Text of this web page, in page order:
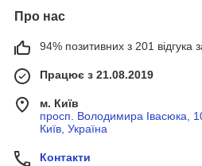
Про нас
94% позитивних з 201 відгука
Працює з 21.08.2019
м. Київ
просп. Володимира Івасюка,
Київ, Україна
Контакти